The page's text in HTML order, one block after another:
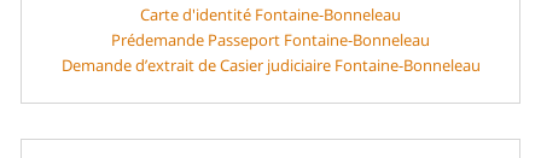
Carte d'identité Fontaine-Bonneleau
Prédemande Passeport Fontaine-Bonneleau
Demande d’extrait de Casier judiciaire Fontaine-Bonneleau